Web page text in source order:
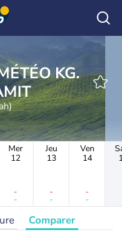
KG.
Mer
12
-
-
Jeu
13
-
-
Ven
14
-
-
Comparer